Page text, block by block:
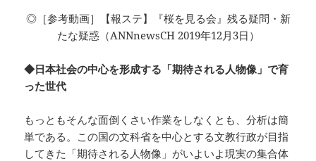
◎［参考動画］【報ステ】『桜を見る会』残る疑問・新
たな疑惑（ANNnewsCH 2019年12月3日）
◆日本社会の中心を形成する「期待される人物像」で育
った世代
もっともそんな面倒くさい作業をしなくとも、分析は簡
単である。この国の文科省を中心とする文教行政が目指
してきた「期待される人物像」がいよいよ現実の集合体